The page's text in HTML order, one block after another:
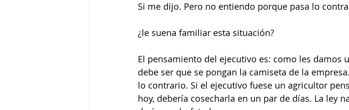
Si me dijo. Pero no entiendo porque pasa lo
¿le suena familiar esta situación?
El pensamiento del ejecutivo es: como les damos
debe ser que se pongan la camiseta de la
lo contrario. Si el ejecutivo fuese un agricultor
hoy, debería cosecharla en un par de días. La ley